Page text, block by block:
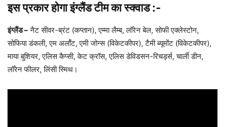
इस प्रकार होगा इंग्लैंड टीम का स्क्वाड :-
इंग्लैंड –नैट सीवर-ब्रंट (कप्तान), एम्मा लैम्ब, लॉरेन बेल, सोफी एक्लेस्टोन,
सोफिया डंकली, एम अर्लॉट, एमी जोन्स (विकेटकीपर), टैमी ब्यूमोंट (विकेटकीपर),
माया बुशियर, एलिस कैप्सी, केट क्रॉस, एलिस डेविडसन-रिचर्ड्स, चार्ली डीन,
लॉरेन फीलर, लिंसी स्मिथ।